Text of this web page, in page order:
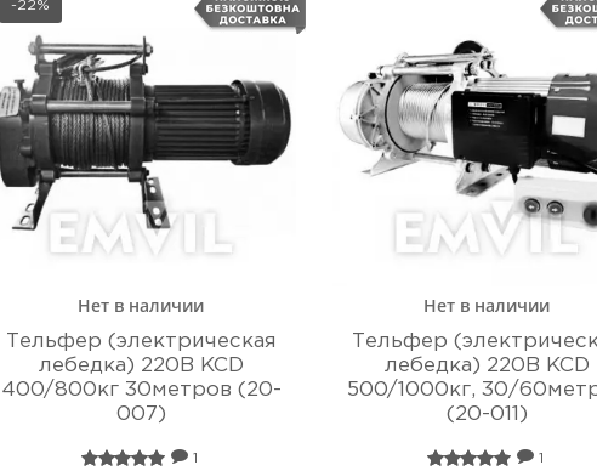
-22%
Нет в наличии
Тельфер (электрическая
лебедка) 220В KCD
400/800кг 30метров (20-
007)
1
Нет в наличии
Тельфер
лебедка) 220В KCD
500/1000кг, 30/
(20-011)
1